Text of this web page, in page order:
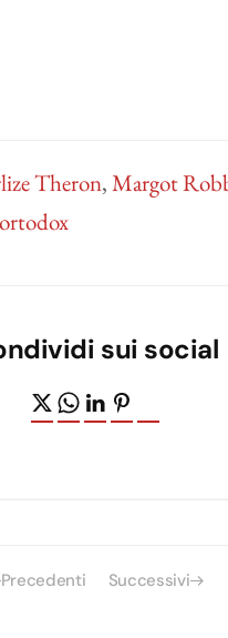
Theron,Margot
sui social
Precedenti Successivi